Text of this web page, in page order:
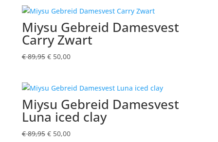
Miysu Gebreid Damesvest
Carry Zwart
€89,95 Oorspronkelijke
€ 89,95.
€50,00Huidige
€ 50,00.
Miysu Gebreid Damesvest
Luna iced clay
€89,95 Oorspronkelijke
€50,00Huidige